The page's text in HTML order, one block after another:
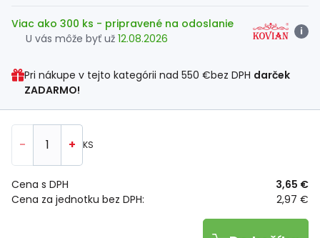
Viac ako 300 ks - pripravené na odoslanie
U vás môže byť už 12.08.2026
i
Pri nákupe v tejto kategórii nad 550 €bez DPH darček
ZADARMO!
- + KS
Cena za jednotku bez DPH: 2,97 €
Cena s DPH 3,65 €